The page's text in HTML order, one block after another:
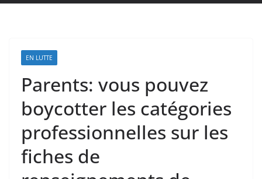
EN LUTTE
Parents: vous pouvez
boycotter les catégories
professionnelles sur les
fiches de